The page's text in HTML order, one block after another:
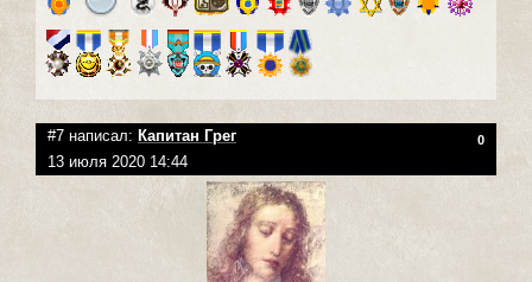
#7 написал: Капитан Грег 0
13 июля 2020 14:44